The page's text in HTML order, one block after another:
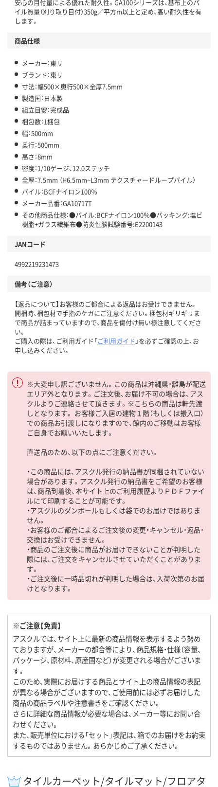
安心の目付量による優れた耐久性。GA100シリーズは、基布上のパ
イル質量（刈り取り目付）350g／平方m以上と定め、高い耐久性を有
します。
商品仕様
メーカー：東リ
ブランド：東リ
寸法：幅500×奥行500×全厚7.5mm
製造国：日本製
組立目安：完成品
梱包数：1梱包
幅：500mm
奥行：500mm
高さ：8mm
密度：1/10ゲージ、12.0ステッチ
全厚：7.5mm （H6.5mm~L3mm テクスチャードループパイル）
パイル：BCFナイロン100％
メーカー品番：GA10717T
その他商品仕様：●パイル:BCFナイロン100％●バッキング:塩ビ
樹脂+ガラス繊維布●防炎性脳試験番号:E2200143
JANコード
4992219231473
備考（ご注意）
【返品について】お客様のご都合による返品はお受けできません。
開梱時、梱包材で手指のケガにご注意ください。梱包材ギリギリま
で商品が詰まっていますので、商品を傷付け無い様注意してくださ
い。
ご購入の際は、ご利用ガイド「ご利用ガイド 」を必ずご確認の上、お
申し込みください。
※大変申し訳ございません。この商品は沖縄県・離島が配送
エリア外となります。ご注文後、お届け不可の場合は、アス
クルよりご連絡させて頂きます。※こちらの商品は軒先渡
しとなります。 お客様ご入居の建物１階（もしくは搬入口）
での商品お引渡しになりますので、館内のご移動はお客様
ご自身でお願いいたします。
直送品のため、以下の点にご注意ください。
・この商品には、アスクル発行の納品書が同梱されていない
場合があります。アスクル発行の納品書をご希望のお客様
は、商品到着後、本サイト上のご利用履歴よりＰＤＦファイ
ルにて印刷することが可能です。
・アスクルのダンボールもしくは袋でのお届けではありま
せん。
・お客様のご都合によるご注文後の変更・キャンセル・返品・
交換はお受けできません。
・商品のご注文後に商品がお届けできないことが判明した
際には、ご注文をキャンセルさせていただくことがありま
す。
・ご注文後に一時品切れが判明した場合は、入荷次第のお届
けとなります。
※ご注意【免責】
アスクルでは、サイト上に最新の商品情報を表示するよう努め
ておりますが、メーカーの都合等により、商品規格・仕様（容量、
パッケージ、原材料、原産国など）が変更される場合がございま
す。
このため、実際にお届けする商品とサイト上の商品情報の表記
が異なる場合がございますので、ご使用前には必ずお届けした
商品の商品ラベルや注意書きをご確認ください。
さらに詳細な商品情報が必要な場合は、メーカー等にお問い合
わせください。
また、販売単位における「セット」表記は、箱でのお届けをお約束
するものではありません。あらかじめご了承ください。
タイルカーペット/タイルマット/フロアタ